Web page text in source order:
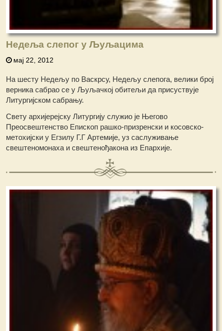
Недеља слепог у Љуљацима
мај 22, 2012
На шесту Недељу по Васкрсу, Недељу слепога, велики број
верника сабрао се у Љуљачкој обитељи да присуствује
Литургијском сабрању.
Свету архијерејску Литургију служио је Његово
Преосвештенство Епископ рашко-призренски и косовско-
метохијски у Егзилу Г.Г Артемије, уз саслуживање
свештеномонаха и свештенођакона из Епархије.